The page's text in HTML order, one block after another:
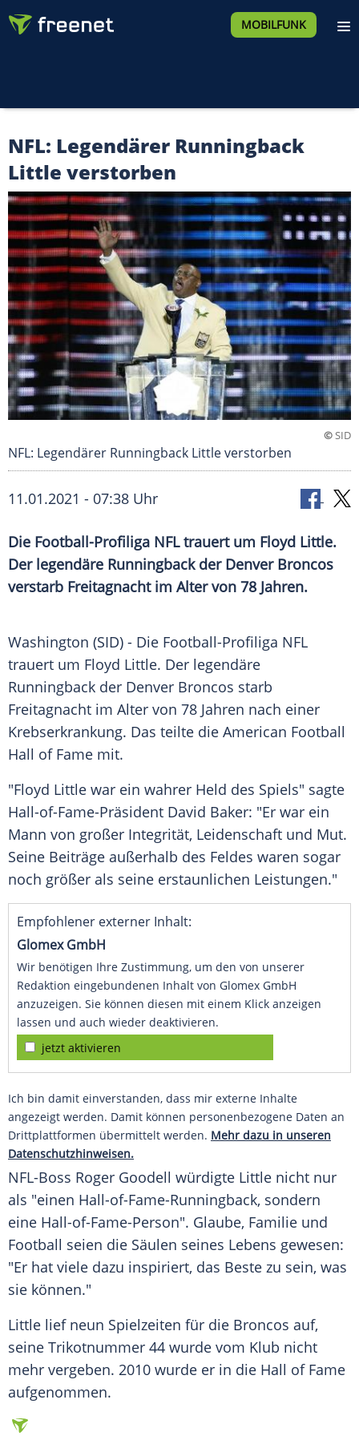
MOBILFUNK
NFL: Legendärer Runningback
Little verstorben
©SID
NFL: Legendärer Runningback Little verstorben
11.01.2021 - 07:38 Uhr
Die Football-Profiliga NFLtrauert um Floyd Little.
Der legendäre Runningback der Denver Broncos
verstarb Freitagnacht im Alter von 78 Jahren.
Washington (SID) - Die Football-Profiliga NFL
trauert um Floyd Little. Der legendäre
Runningback der Denver Broncos starb
Freitagnacht im Alter von 78 Jahren nach einer
Krebserkrankung. Das teilte die American Football
Hall of Fame mit.
"Floyd Little war ein wahrer Held des Spiels" sagte
Hall-of-Fame-Präsident David Baker: "Er war ein
Mann von großer Integrität, Leidenschaft und Mut.
Seine Beiträge außerhalb des Feldes waren sogar
noch größer als seine erstaunlichen Leistungen."
Empfohlener externer Inhalt:
Glomex GmbH
Wir benötigen Ihre Zustimmung, um den von unserer
Redaktion eingebundenen Inhalt von Glomex GmbH
anzuzeigen. Sie können diesen mit einem Klick anzeigen
lassen und auch wieder deaktivieren.
jetzt aktivieren
Ich bin damit einverstanden, dass mir externe Inhalte
angezeigt werden. Damit können personenbezogene Daten an
Drittplattformen übermittelt werden. Mehr dazu in unseren
Datenschutzhinweisen.
NFL-Boss Roger Goodell würdigte Little nicht nur
als "einen Hall-of-Fame-Runningback, sondern
eine Hall-of-Fame-Person". Glaube, Familie und
Football seien die Säulen seines Lebens gewesen:
"Er hat viele dazu inspiriert, das Beste zu sein, was
sie können."
Little lief neun Spielzeiten für die Broncos auf,
seine Trikotnummer 44 wurde vom Klub nicht
mehr vergeben. 2010 wurde er in die Hall of Fame
aufgenommen.